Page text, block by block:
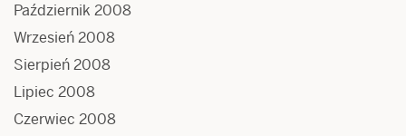
Październik 2008
Wrzesień 2008
Sierpień 2008
Lipiec 2008
Czerwiec 2008